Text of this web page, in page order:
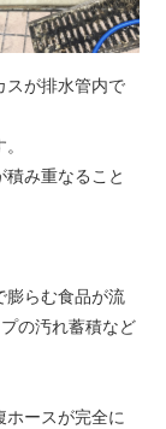
スが排水管内で
み重なること
膨らむ食品が流
の汚れ蓄積など
ースが完全に